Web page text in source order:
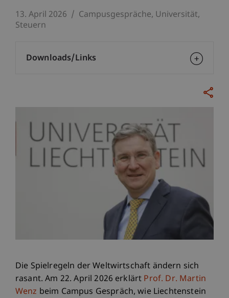
13. April 2026 Campusgespräche Universität
Steuern
Die Spielregeln der Weltwirtschaft ändern sich
rasant. Am 22. April 2026 erklärt Prof. Dr. Martin
Wenz beim Campus Gespräch, wie Liechtenstein
Downloads/Links